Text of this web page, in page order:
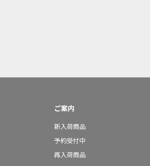
ご案内
新入荷商品
予約受付中
再入荷商品